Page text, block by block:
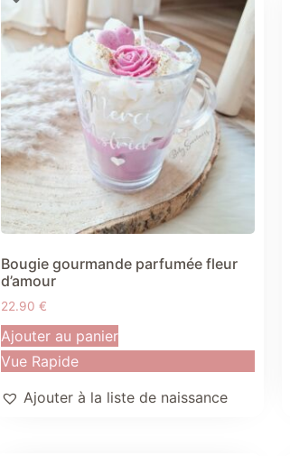
Bougie gourmande parfumée fleur
d’amour
22.90 €
Ajouter au panier
Vue Rapide
Ajouter à la liste de naissance